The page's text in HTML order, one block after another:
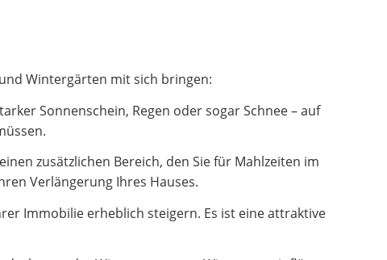
Wintergärten mit sich bringen:
Sonnenschein, Regen oder sogar Schnee – auf
zusätzlichen Bereich, den Sie für Mahlzeiten im
Verlängerung Ihres Hauses.
Immobilie erheblich steigern. Es ist eine attraktive